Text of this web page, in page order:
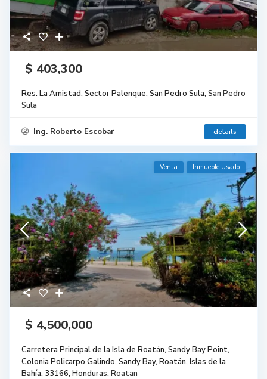
$ 403,300
Res. La Amistad, Sector Palenque, San Pedro Sula, San Pedro
Sula
Ing. Roberto Escobar details
Venta Inmueble Usado
$ 4,500,000
Carretera Principal de la Isla de Roatán, Sandy Bay Point,
Colonia Policarpo Galindo, Sandy Bay, Roatán, Islas de la
Bahía, 33166, Honduras, Roatan